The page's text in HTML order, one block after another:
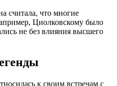
считала, что многие
Циолковскому было
не без влияния высшего
к своим встречам с